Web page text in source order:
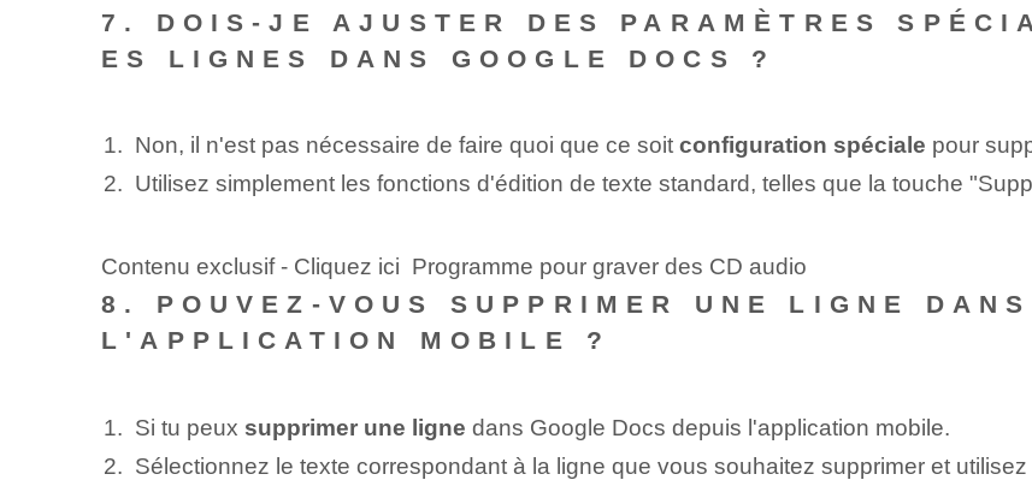
7. DOIS-JE AJUSTER DES PARAMÈTRES
ES LIGNES DANS GOOGLE DOCS ?
Non, il n'est pas nécessaire de faire quoi que ce soit configuration spéciale pour
Utilisez simplement les fonctions d'édition de texte standard, telles que la touche
Contenu exclusif - Cliquez ici Programme pour graver des CD audio
8. POUVEZ-VOUS SUPPRIMER UNE LIGNE
L'APPLICATION MOBILE ?
Si tu peux supprimer une ligne dans Google Docs depuis l'application mobile.
Sélectionnez le texte correspondant à la ligne que vous souhaitez supprimer et